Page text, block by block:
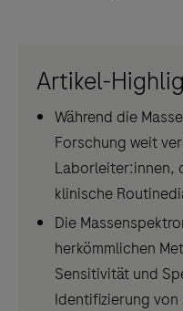
Artikel-
Während die
Forschung weit
Laborleiter:innen,
klinische
Die
herkömmlichen
Sensitivität und
Identifizierung